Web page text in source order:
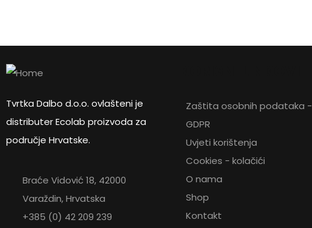
Tvrtka Dalbo d.o.o. ovlašteni je
distributer Ecolab proizvoda za
područje Hrvatske.
Braće Vidović 18, 42000
Varaždin, Hrvatska
+385 (0) 42 209 239
Zaštita osobnih podataka -
GDPR
Uvjeti korištenja
Cookies - kolačići
O nama
Shop
Kontakt